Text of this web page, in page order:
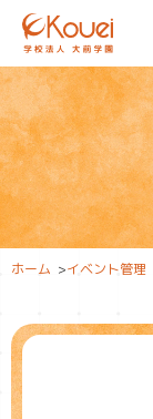
ホーム >イベント管理